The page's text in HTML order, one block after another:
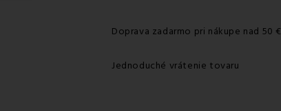
Doprava zadarmo pri nákupe nad 50 €
Jednoduché vrátenie tovaru